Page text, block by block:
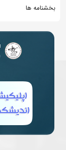
بخشنامه ها